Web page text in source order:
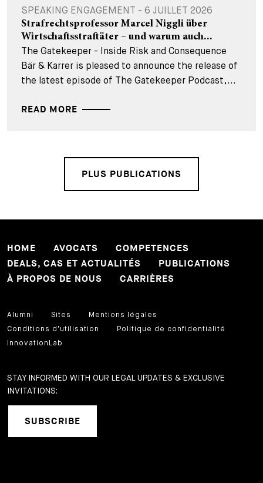
SPEAKING ENGAGEMENT - 6 JUILLET 2026
Strafrechtsprofessor Marcel Niggli über
Wirtschaftsstraftäter – und warum auch...
The Gatekeeper - Inside Risk and Consequence
Bär & Karrer is pleased to announce the release of
the latest episode of The Gatekeeper Podcast,...
READ MORE
PLUS PUBLICATIONS
HOME AVOCATS
COMPETENCES
DEALS, CAS ET ACTUALITÉS
PUBLICATIONS
À PROPOS DE NOUS
CARRIÈRES
Alumni Sites
Mentions légales
Conditions d'utilisation
Politique de confidentialité
InnovationLab
STAY INFORMED WITH OUR LEGAL UPDATES & EXCLUSIVE
INVITATIONS:
SUBSCRIBE